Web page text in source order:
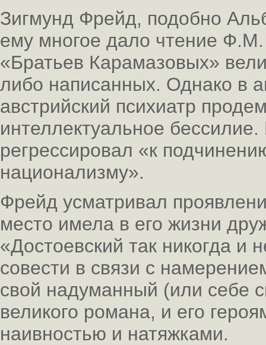
Зигмунд Фрейд, подобно
ему многое дало чтение Ф.М.
«Братьев Карамазовых»
либо написанных. Однако в
австрийский психиатр
интеллектуальное
регрессировал «к
национализму».
Фрейд усматривал
место имела в его жизни
«Достоевский так никогда и
совести в связи с
свой надуманный (или себе
великого романа, и его
наивностью и натяжками.